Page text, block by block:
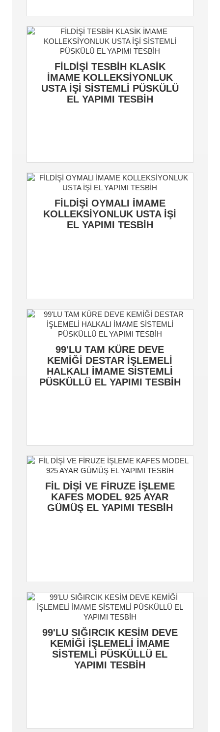
FİLDİŞİ TESBİH KLASİK
İMAME KOLLEKSİYONLUK
USTA İŞİ SİSTEMLİ PÜSKÜLÜ
EL YAPIMI TESBİH
FİLDİŞİ OYMALI İMAME
KOLLEKSİYONLUK USTA İŞİ
EL YAPIMI TESBİH
99'LU TAM KÜRE DEVE
KEMİĞİ DESTAR İŞLEMELİ
HALKALI İMAME SİSTEMLİ
PÜSKÜLLÜ EL YAPIMI TESBİH
FİL DİŞİ VE FİRUZE İŞLEME
KAFES MODEL 925 AYAR
GÜMÜŞ EL YAPIMI TESBİH
99'LU SIĞIRCIK KESİM DEVE
KEMİĞİ İŞLEMELİ İMAME
SİSTEMLİ PÜSKÜLLÜ EL
YAPIMI TESBİH